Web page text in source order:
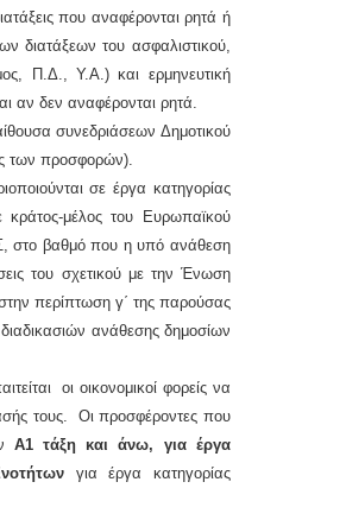
που αναφέρονται ρητά ή
διατάξεων του ασφαλιστικού,
Π.Δ., Υ.Α.) και ερμηνευτική
αν δεν αναφέρονται ρητά.
συνεδριάσεων Δημοτικού
των προσφορών).
σε έργα κατηγορίας
μέλος του Ευρωπαϊκού
στο βαθμό που η υπό ανάθεση
του σχετικού με την Ένωση
περίπτωση γ΄ της παρούσας
ανάθεσης δημοσίων
οι οικονομικοί φορείς να
τους. Οι προσφέροντες που
Α1 τάξη και άνω, για έργα
για έργα κατηγορίας